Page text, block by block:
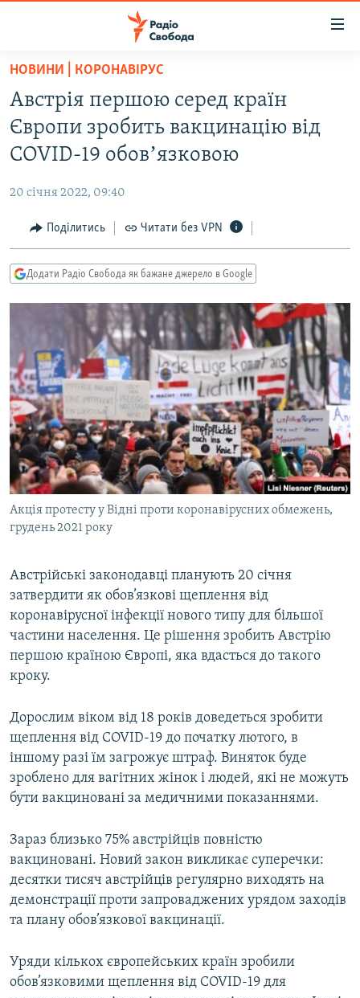
Перейти
основного
матеріалу
Перейти
до
основної
Перейти
до
пошуку
ВСЕ ЗА ДОБУ
СТАТТІ
СУСПІЛЬСТВО
СВІТ
РОСІЙСЬКА «ФІЛЬТРАЦІЯ»
ДОНБАС.РЕАЛІЇ
ТИ ЯК?
СХЕМИ
КИТАЙ.ВИКЛИКИ
МУЛЬТИМЕДІА
ФОТО
СПЕЦПРОЄКТИ
ПОДКАСТИ
КРИМ РЕАЛІЇ
РУС
КТАТ
ДОЛУЧАЙСЯ!
Усі сайти RFE/RL
НОВИНИ | КОРОНАВІРУС
Австрія першою серед країн
Європи зробить вакцинацію від
COVID-19 обовʼязковою
20 січня 2022, 09:40
Поділитись Читати без VPN
Додати Радіо Свобода як бажане джерело в Google
Акція протесту у Відні проти коронавірусних обмежень,
грудень 2021 року
Австрійські законодавці планують 20 січня
затвердити як обов’язкові щеплення від
коронавірусної інфекції нового типу для більшої
частини населення. Це рішення зробить Австрію
першою країною Європі, яка вдасться до такого
кроку.
Дорослим віком від 18 років доведеться зробити
щеплення від COVID-19 до початку лютого, в
іншому разі їм загрожує штраф. Виняток буде
зроблено для вагітних жінок і людей, які не можуть
бути вакциновані за медичними показаннями.
Зараз близько 75% австрійців повністю
вакциновані. Новий закон викликає суперечки:
десятки тисяч австрійців регулярно виходять на
демонстрації проти запроваджених урядом заходів
та плану обов’язкової вакцинації.
Уряди кількох європейських країн зробили
обов’язковими щеплення від COVID-19 для